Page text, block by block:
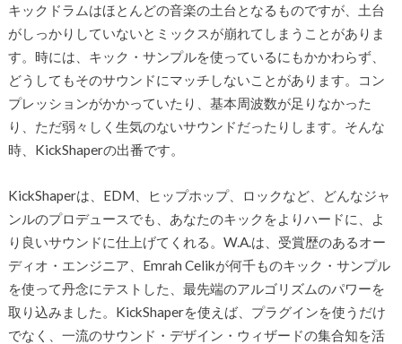
キックドラムはほとんどの音楽の土台となるものですが、土台
がしっかりしていないとミックスが崩れてしまうことがありま
す。時には、キック・サンプルを使っているにもかかわらず、
どうしてもそのサウンドにマッチしないことがあります。コン
プレッションがかかっていたり、基本周波数が足りなかった
り、ただ弱々しく生気のないサウンドだったりします。そんな
時、KickShaperの出番です。
KickShaperは、EDM、ヒップホップ、ロックなど、どんなジャ
ンルのプロデュースでも、あなたのキックをよりハードに、よ
り良いサウンドに仕上げてくれる。W.A.は、受賞歴のあるオー
ディオ・エンジニア、Emrah Celikが何千ものキック・サンプル
を使って丹念にテストした、最先端のアルゴリズムのパワーを
取り込みました。KickShaperを使えば、プラグインを使うだけ
でなく、一流のサウンド・デザイン・ウィザードの集合知を活